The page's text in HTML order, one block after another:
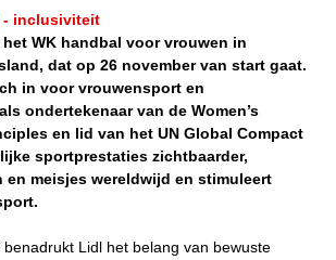
- inclusiviteit
WK handbal voor vrouwen in
dat op 26 november van start gaat.
in voor vrouwensport en
ondertekenaar van de Women’s
en lid van het UN Global Compact
sportprestaties zichtbaarder,
en meisjes wereldwijd en stimuleert
Lidl het belang van bewuste